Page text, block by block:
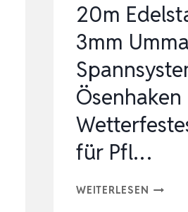
20m
3mm
Ösenhaken |
für Pfl…
WEITERLESEN 20M